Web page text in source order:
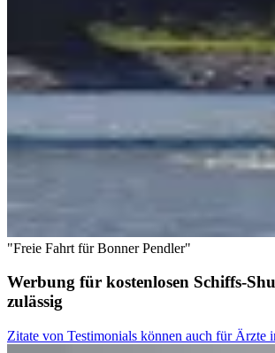
"Freie Fahrt für Bonner Pendler"
Werbung für kostenlosen Schiffs-
zulässig
Zitate von Testimonials können auch für Ärzte